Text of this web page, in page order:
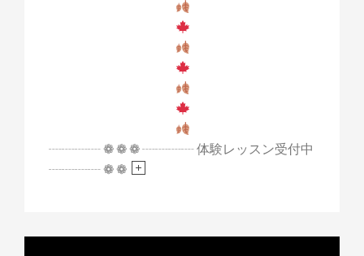
┈┈┈┈ ❁ ❁ ❁ ┈┈┈┈ 体験レッスン受付中
┈┈┈┈ ❁ ❁